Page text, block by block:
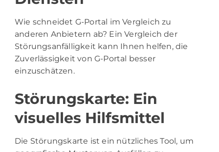
Wie schneidet G-Portal im Vergleich zu
anderen Anbietern ab? Ein Vergleich der
Störungsanfälligkeit kann Ihnen helfen, die
Zuverlässigkeit von G-Portal besser
einzuschätzen.
Störungskarte: Ein
visuelles Hilfsmittel
Die Störungskarte ist ein nützliches Tool, um